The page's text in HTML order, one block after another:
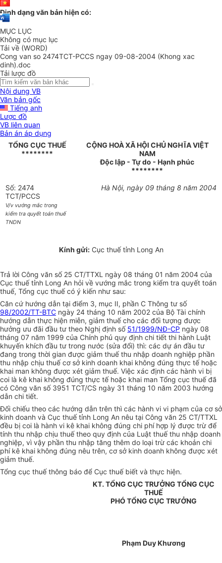
Định dạng văn bản hiện có:
MỤC LỤC
Không có mục lục
Tải về (WORD)
Cong van so 2474TCT-PCCS ngay 09-08-2004 (Khong xac
dinh).doc
Tải lược đồ
Nội dung VB
Văn bản gốc
Tiếng anh
Lược đồ
VB liên quan
Bản án áp dụng
TỔNG CỤC THUẾ
********
CỘNG HOÀ XÃ HỘI CHỦ NGHĨA VIỆT
NAM
Độc lập - Tự do - Hạnh phúc
********
Số: 2474
TCT/PCCS
V/v vướng mắc trong
kiểm tra quyết toán thuế
TNDN
Hà Nội, ngày 09 tháng 8 năm 2004
Kính gửi:Cục thuế tỉnh Long An
Trả lời Công văn số 25 CT/TTXL ngày 08 tháng 01 năm 2004 của
Cục thuế tỉnh Long An hỏi về vướng mắc trong kiểm tra quyết toán
thuế, Tổng cục thuế có ý kiến như sau:
Căn cứ hướng dẫn tại điểm 3, mục II, phần C Thông tư số
98/2002/TT-BTC ngày 24 tháng 10 năm 2002 của Bộ Tài chính
hướng dẫn thực hiện miễn, giảm thuế cho các đối tượng được
hưởng ưu đãi đầu tư theo Nghị định số 51/1999/NĐ-CP ngày 08
tháng 07 năm 1999 của Chính phủ quy định chi tiết thi hành Luật
khuyến khích đầu tư trong nước (sửa đổi) thì: các dự án đầu tư
đang trong thời gian được giảm thuế thu nhập doanh nghiệp phần
thu nhập chịu thuế cơ sở kinh doanh khai không đúng thực tế hoặc
khai man không được xét giảm thuế. Việc xác định các hành vi bị
coi là kê khai không đúng thực tế hoặc khai man Tổng cục thuế đã
có Công văn số 3951 TCT/CS ngày 31 tháng 10 năm 2003 hướng
dẫn chi tiết.
Đối chiếu theo các hướng dẫn trên thì các hành vi vi phạm của cơ sở
kinh doanh và Cục thuế tỉnh Long An nêu tại Công văn 25 CT/TTXL
đều bị coi là hành vi kê khai không đúng chi phí hợp lý được trừ để
tính thu nhập chịu thuế theo quy định của Luật thuế thu nhập doanh
nghiệp, vì vậy phần thu nhập tăng thêm do loại trừ các khoản chi
phí kê khai không đúng nêu trên, cơ sở kinh doanh không được xét
giảm thuế.
Tổng cục thuế thông báo để Cục thuế biết và thực hiện.
KT. TỔNG CỤC TRƯỞNG TỔNG CỤC
THUẾ
PHÓ TỔNG CỤC TRƯỞNG
Phạm Duy Khương